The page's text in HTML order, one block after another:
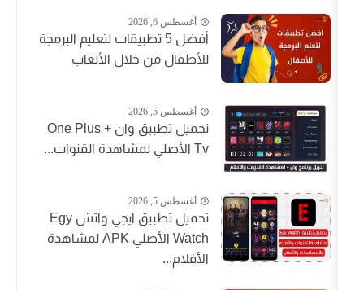
أغسطس 6, 2026
أفضل 5 تطبيقات لتعليم البرمجة
للأطفال من خلال الألعاب
أغسطس 5, 2026
تحميل تطبيق وان + One Plus
Tv الأصلي لمشاهدة القنوات...
أغسطس 5, 2026
تحميل تطبيق ايجي واتش Egy
Watch الأصلي APK لمشاهدة
الأفلام...